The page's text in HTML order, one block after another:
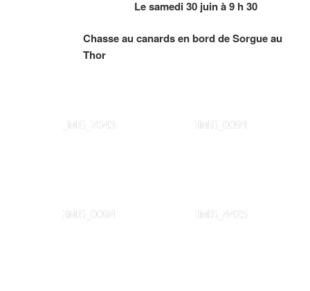
Le samedi 30 juin à 9 h 30
Chasse au canards en bord de Sorgue au
Thor
_MG_7043 IMG_0091
IMG_0094 IMG_4425